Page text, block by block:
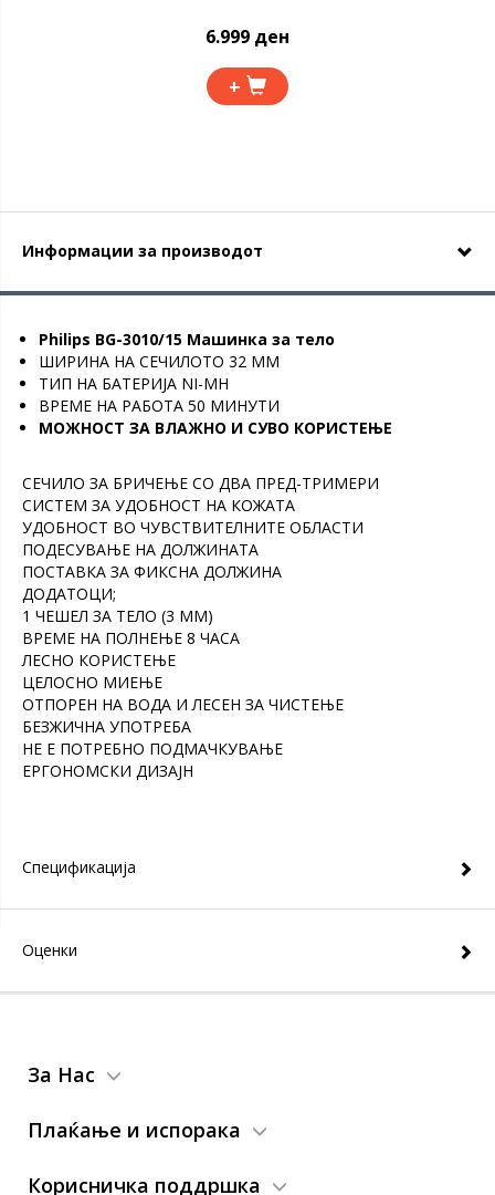
6.999 ден
+
Информации за производот
Philips BG-3010/15 Машинка за тело
ШИРИНА НА СЕЧИЛОТО 32 ММ
ТИП НА БАТЕРИЈА NI-MH
ВРЕМЕ НА РАБОТА 50 МИНУТИ
МОЖНОСТ ЗА ВЛАЖНО И СУВО КОРИСТЕЊЕ
СЕЧИЛО ЗА БРИЧЕЊЕ СО ДВА ПРЕД-ТРИМЕРИ
СИСТЕМ ЗА УДОБНОСТ НА КОЖАТА
УДОБНОСТ ВО ЧУВСТВИТЕЛНИТЕ ОБЛАСТИ
ПОДЕСУВАЊЕ НА ДОЛЖИНАТА
ПОСТАВКА ЗА ФИКСНА ДОЛЖИНА
ДОДАТОЦИ;
1 ЧЕШЕЛ ЗА ТЕЛО (3 ММ)
ВРЕМЕ НА ПОЛНЕЊЕ 8 ЧАСА
ЛЕСНО КОРИСТЕЊЕ
ЦЕЛОСНО МИЕЊЕ
ОТПОРЕН НА ВОДА И ЛЕСЕН ЗА ЧИСТЕЊЕ
БЕЗЖИЧНА УПОТРЕБА
НЕ Е ПОТРЕБНО ПОДМАЧКУВАЊЕ
ЕРГОНОМСКИ ДИЗАЈН
Спецификација
Оценки
За Нас
Плаќање и испорака
Корисничка поддршка